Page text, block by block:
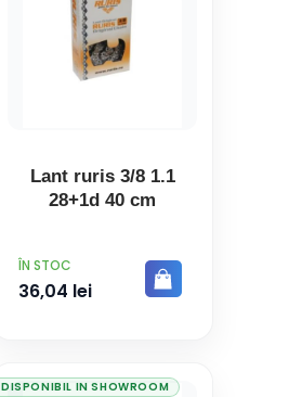
Lant ruris 3/8 1.1
28+1d 40 cm
PRET
ÎN STOC
36,04 lei
DISPONIBIL IN SHOWROOM